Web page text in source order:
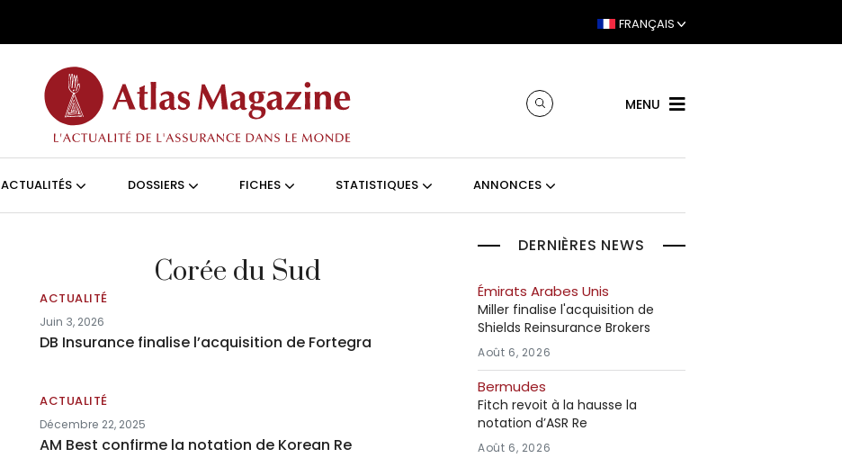
FRANÇAIS
MENU
ACTUALITÉS DOSSIERS FICHES STATISTIQUES ANNONCES
Corée du Sud
ACTUALITÉ
Juin 3, 2026
DB Insurance finalise l’acquisition de Fortegra
ACTUALITÉ
Décembre 22, 2025
AM Best confirme la notation de Korean Re
DERNIÈRES NEWS
Émirats Arabes Unis
Miller finalise l'acquisition de
Shields Reinsurance Brokers
Août 6, 2026
Bermudes
Fitch revoit à la hausse la
notation d’ASR Re
Août 6, 2026